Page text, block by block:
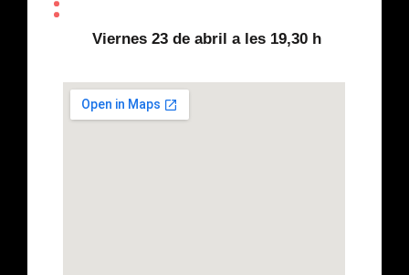
Viernes 23 de abril a les 19,30 h